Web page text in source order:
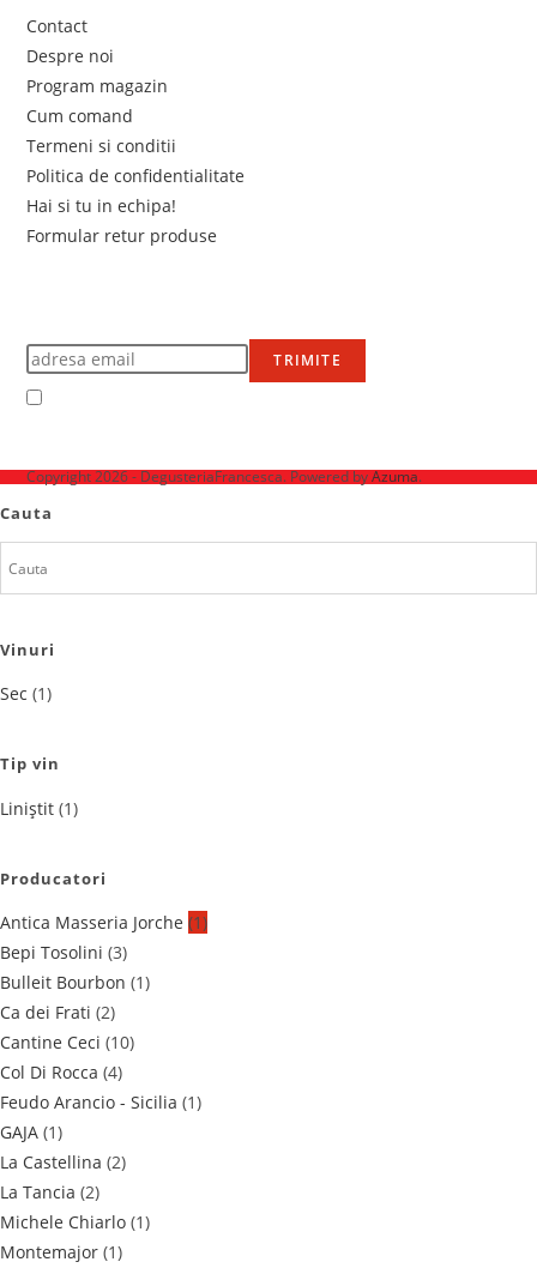
Contact
Despre noi
Program magazin
Cum comand
Termeni si conditii
Politica de confidentialitate
Hai si tu in echipa!
Formular retur produse
TRIMITE
Copyright 2026 - DegusteriaFrancesca. Powered byAzuma.
Cauta
Vinuri
Sec (1)
Tip vin
Liniștit (1)
Producatori
Antica Masseria Jorche (1)
Bepi Tosolini (3)
Bulleit Bourbon (1)
Ca dei Frati (2)
Cantine Ceci (10)
Col Di Rocca (4)
Feudo Arancio - Sicilia (1)
GAJA (1)
La Castellina (2)
La Tancia (2)
Michele Chiarlo (1)
Montemajor (1)